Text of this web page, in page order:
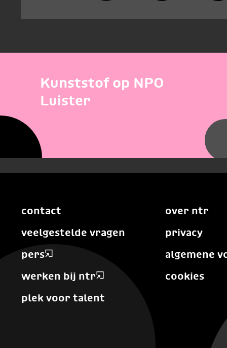
Kunststof op NPO
Luister
contact
veelgestelde vragen
pers
werken bij ntr
plek voor talent
over ntr
privacy
algemene
cookies